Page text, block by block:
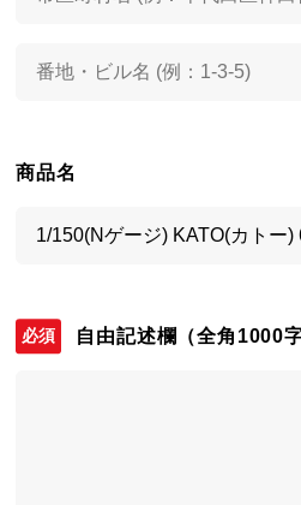
商品名
自由記述欄 （全角1000